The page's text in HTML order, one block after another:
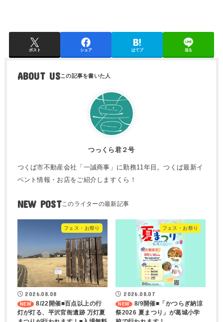
ポスト シェア はてブ 送る
ABOUT US
つっくら君２号
つくば市不動産会社「一誠商事」に勤務11年目。つくば最新イ
ベント情報・お店をご紹介しますくら！
NEW POST
フェス・お祭り
2026.08.08
8/22開催■百点以上の行
灯が灯る、平沢官衙遺跡 万灯夏
フェス・お祭り
2026.08.07
8/9開催■「かつらぎ納涼
祭2026 夏まつり」が葛城小学